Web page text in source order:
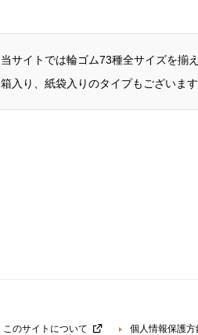
当サイトでは輪ゴム73種全サイズを揃
箱入り、紙袋入りのタイプもございま
このサイトについて 個人情報保護方